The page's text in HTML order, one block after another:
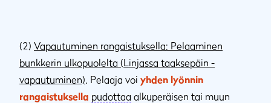
(2) Vapautuminen rangaistuksella: Pelaaminen
bunkkerin ulkopuolelta (Linjassa taaksepäin -
vapautuminen). Pelaaja voi yhden lyönnin
rangaistuksella pudottaa alkuperäisen tai muun